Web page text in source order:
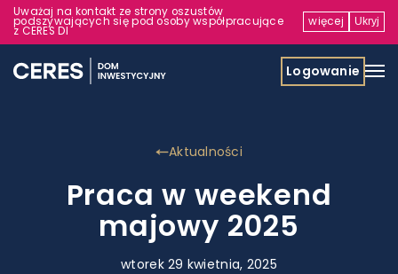
Uważaj na kontakt ze strony oszustów
podszywających się pod osoby współpracujące
z CERES DI
więcej Ukryj
Logowanie
Aktualności
Praca w weekend
majowy 2025
wtorek 29 kwietnia, 2025